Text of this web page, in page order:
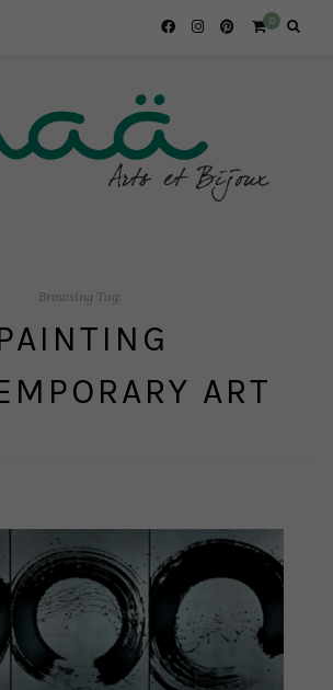
0
Browsing Tag:
ART